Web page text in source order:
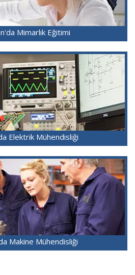
Mimarlık Eğitimi
Elektrik Mühendisliği
Makine Mühendisliği